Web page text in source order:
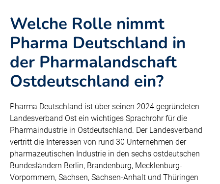
Welche Rolle nimmt
Pharma Deutschland in
der Pharmalandschaft
Ostdeutschland ein?
Pharma Deutschland ist über seinen 2024 gegründeten
Landesverband Ost ein wichtiges Sprachrohr für die
Pharmaindustrie in Ostdeutschland. Der Landesverband
vertritt die Interessen von rund 30 Unternehmen der
pharmazeutischen Industrie in den sechs ostdeutschen
Bundesländern Berlin, Brandenburg, Mecklenburg-
Vorpommern, Sachsen, Sachsen-Anhalt und Thüringen